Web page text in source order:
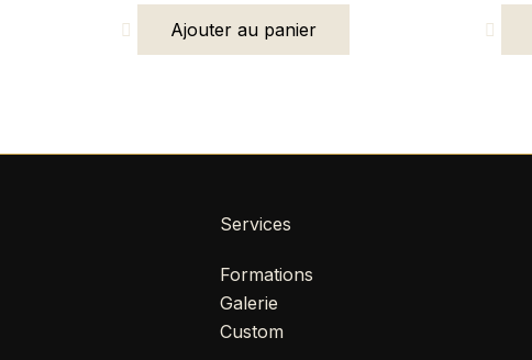
Ajouter au panier
Services
Formations
Galerie
Custom